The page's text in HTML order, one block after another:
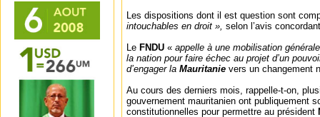
Les dispositions dont il est question sont
intouchables en droit », selon l’avis
Le FNDU « appelle à une mobilisation
la nation pour faire échec au projet d’un
d’engager la Mauritanie vers un changement
Au cours des derniers mois, rappelle-t-on,
gouvernement mauritanien ont publiquement
constitutionnelles pour permettre au président